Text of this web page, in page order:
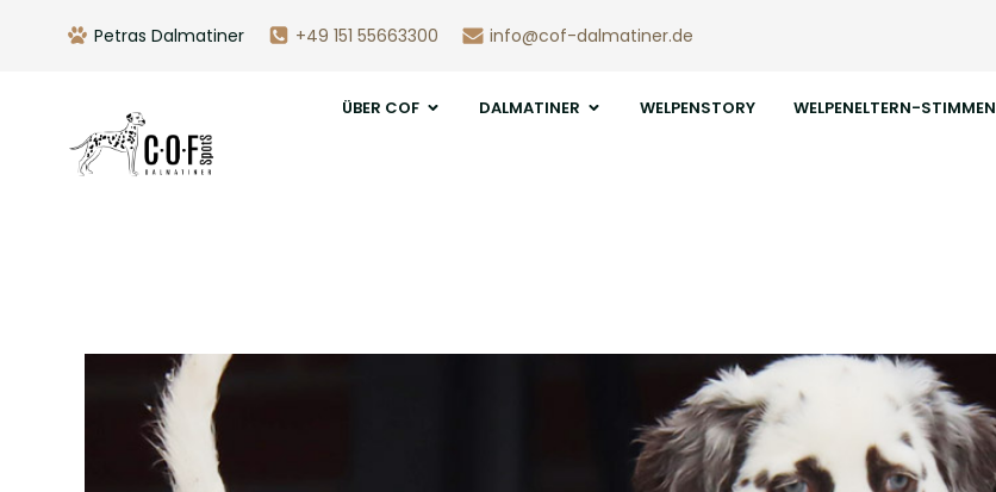
Petras Dalmatiner +49 151 55663300 info@cof-dalmatiner.de
ÜBER COF DALMATINER WELPENSTORY WELPENELTERN-STIMMEN